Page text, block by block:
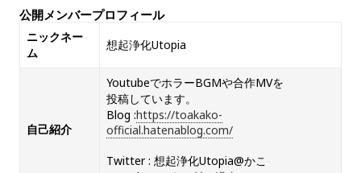
公開メンバープロフィール
ニックネー
ム
想起浄化Utopia
自己紹介
YoutubeでホラーBGMや合作MVを
投稿しています。
Blog :https://toakako-
official.hatenablog.com/
Twitter : 想起浄化Utopia@かこ